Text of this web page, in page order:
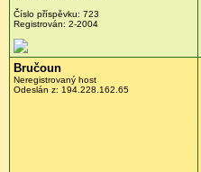
Číslo příspěvku: 723
Registrován: 2-2004
Bručoun
Neregistrovaný host
Odeslán z: 194.228.162.65